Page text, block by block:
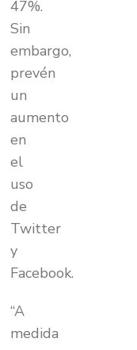
47%.
Sin
embargo,
prevén
un
aumento
en
el
uso
de
Twitter
y
Facebook.
“A
medida